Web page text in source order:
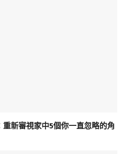
新審視家中5個你一直忽略的角